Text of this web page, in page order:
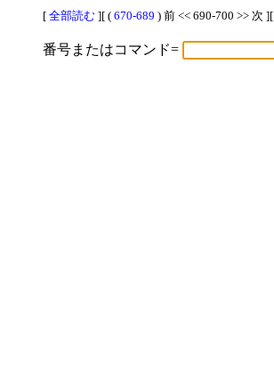
[ 全部読む ][ ( 670-689 ) 前 << 690-700 >> 次 ][
番号またはコマンド=